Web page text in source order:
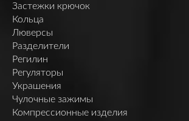
Застежки крючок
Кольца
Люверсы
Разделители
Регилин
Регуляторы
Украшения
Чулочные зажимы
Компрессионные изделия